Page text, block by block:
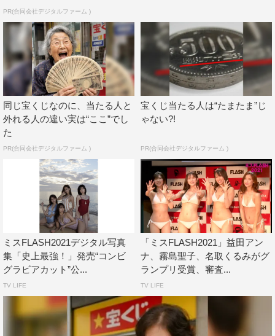
また、1月19日（火）から3月1日（月）後11時59分までの
期間に、「当たるんです FLASHくじ」全体の売り上げが
計1万5000口を超えたら、『ミスFLASH2021写真集』が
発売される企画も実施中（20歳未満は購入できません）。
さらに、各メンバーに設定されたURLから新規会員登録を
募り「新規会員登録かつ1口以上の購入」が100人に達し
たメンバーは、3月発売のFLASH増刊号にソログラビアを
が送られる。
詳細はFLASHくじ
HP（https://www.atarundesu.com/tenant/flash）をチェッ
コメント＆プロフィール
PR(合同会社デジタルファーム )
同じ宝くじなのに、当たる人と
外れる人の違い実は“ここ”でし
た
PR(合同会社デジタルファーム )
宝くじ当たる人は“たまたま”じ
ゃない?!
PR(合同会社デジタルファーム )
ミスFLASH2021デジタル写真
集「史上最強！」発売“コンビ
グラビアカット”公...
TV LIFE
「ミスFLASH2021」益田アン
ナ、霧島聖子、名取くるみがグ
ランプリ受賞、審査...
TV LIFE